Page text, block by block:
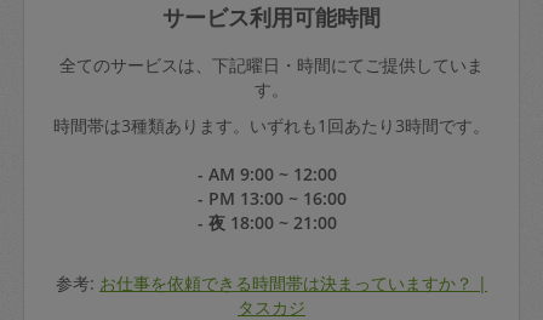
サービス利用可能時間
全てのサービスは、下記曜日・時間にてご提供していま
す。
時間帯は3種類あります。いずれも1回あたり3時間です。
- AM 9:00 ~ 12:00
- PM 13:00 ~ 16:00
- 夜 18:00 ~ 21:00
参考: お仕事を依頼できる時間帯は決まっていますか？ |
タスカジ